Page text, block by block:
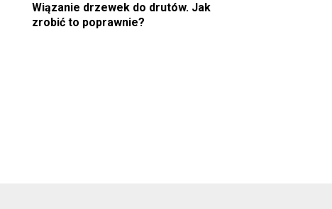
Wiązanie drzewek do drutów. Jak
zrobić to poprawnie?